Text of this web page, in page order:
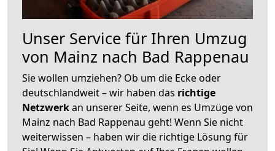
Unser Service für Ihren Umzug
von Mainz nach Bad Rappenau
Sie wollen umziehen? Ob um die Ecke oder
deutschlandweit – wir haben das richtige
Netzwerkan unserer Seite, wenn es Umzüge von
Mainz nach Bad Rappenau geht! Wenn Sie nicht
weiterwissen – haben wir die richtige Lösung für